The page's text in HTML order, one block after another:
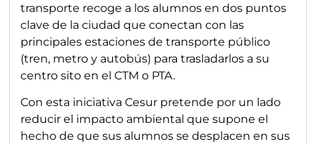
transporte recoge a los alumnos en dos puntos
clave de la ciudad que conectan con las
principales estaciones de transporte público
(tren, metro y autobús) para trasladarlos a su
centro sito en el CTM o PTA.
Con esta iniciativa Cesur pretende por un lado
reducir el impacto ambiental que supone el
hecho de que sus alumnos se desplacen en sus